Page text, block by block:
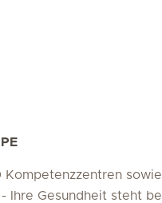
Kompetenzzentren
Ihre Gesundheit steht